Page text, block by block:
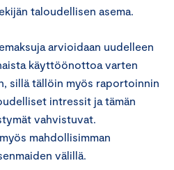
taloudellisen asema.
arvioidaan uudelleen
käyttöönottoa varten
sillä tällöin myös raportoinnin
intressit ja tämän
vahvistuvat.
mahdollisimman
välillä.